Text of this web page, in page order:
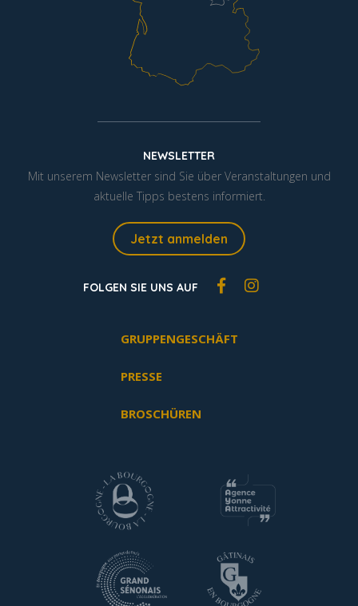
NEWSLETTER
Mit unserem Newsletter sind Sie über Veranstaltungen und
aktuelle Tipps bestens informiert.
Jetzt anmelden
FOLGEN SIE UNS AUF
GRUPPENGESCHÄFT
PRESSE
BROSCHÜREN